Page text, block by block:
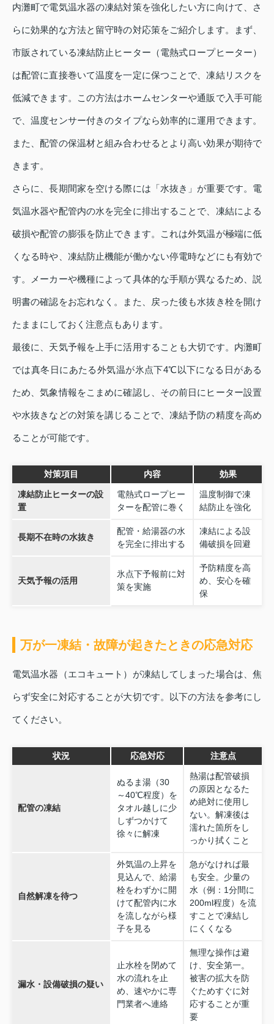
内灘町で電気温水器の凍結対策を強化したい方に向けて、さ
らに効果的な方法と留守時の対応策をご紹介します。まず、
市販されている凍結防止ヒーター（電熱式ロープヒーター）
は配管に直接巻いて温度を一定に保つことで、凍結リスクを
低減できます。この方法はホームセンターや通販で入手可能
で、温度センサー付きのタイプなら効率的に運用できます。
また、配管の保温材と組み合わせるとより高い効果が期待で
きます。
さらに、長期間家を空ける際には「水抜き」が重要です。電
気温水器や配管内の水を完全に排出することで、凍結による
破損や配管の膨張を防止できます。これは外気温が極端に低
くなる時や、凍結防止機能が働かない停電時などにも有効で
す。メーカーや機種によって具体的な手順が異なるため、説
明書の確認をお忘れなく。また、戻った後も水抜き栓を開け
たままにしておく注意点もあります。
最後に、天気予報を上手に活用することも大切です。内灘町
では真冬日にあたる外気温が氷点下4℃以下になる日がある
ため、気象情報をこまめに確認し、その前日にヒーター設置
や水抜きなどの対策を講じることで、凍結予防の精度を高め
ることが可能です。
対策項目 内容 効果
凍結防止ヒーターの設
置
電熱式ロープヒー
ターを配管に巻く
温度制御で凍
結防止を強化
長期不在時の水抜き
配管・給湯器の水
を完全に排出する
凍結による設
備破損を回避
天気予報の活用
氷点下予報前に対
策を実施
予防精度を高
め、安心を確
保
万が一凍結・故障が起きたときの応急対応
電気温水器（エコキュート）が凍結してしまった場合は、焦
らず安全に対応することが大切です。以下の方法を参考にし
てください。
状況 応急対応 注意点
配管の凍結
ぬるま湯（30
～40℃程度）を
タオル越しに少
しずつかけて
徐々に解凍
熱湯は配管破損
の原因となるた
め絶対に使用し
ない。解凍後は
濡れた箇所をし
っかり拭くこと
自然解凍を待つ
外気温の上昇を
見込んで、給湯
栓をわずかに開
けて配管内に水
を流しながら様
子を見る
急がなければ最
も安全。少量の
水（例：1分間に
200ml程度）を流
すことで凍結し
にくくなる
漏水・設備破損の疑い
止水栓を閉めて
水の流れを止
め、速やかに専
門業者へ連絡
無理な操作は避
け、安全第一。
被害の拡大を防
ぐためすぐに対
応することが重
要